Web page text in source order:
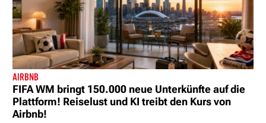
AIRBNB
FIFA WM bringt 150.000 neue Unterkünfte auf die
Plattform! Reiselust und KI treibt den Kurs von
Airbnb!